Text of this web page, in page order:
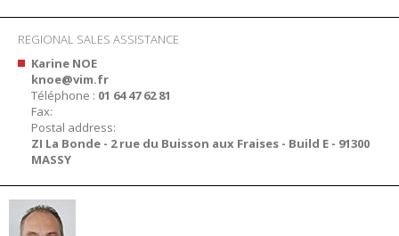
REGIONAL SALES ASSISTANCE
Karine NOE
knoe@vim.fr
Téléphone : 01 64 47 62 81
Fax:
Postal address:
ZI La Bonde - 2 rue du Buisson aux Fraises - Build E - 91300
MASSY